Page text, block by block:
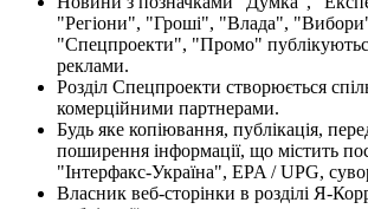
"Регіони", "Гроші", "Влада",
"Спецпроекти", "Промо"
реклами.
Розділ Спецпроекти створюється
комерційними партнерами.
Будь яке копіювання, публікація,
поширення інформації, що містить
"Інтерфакс-Україна", EPA / UPG,
Власник веб-сторінки в розділі Я-